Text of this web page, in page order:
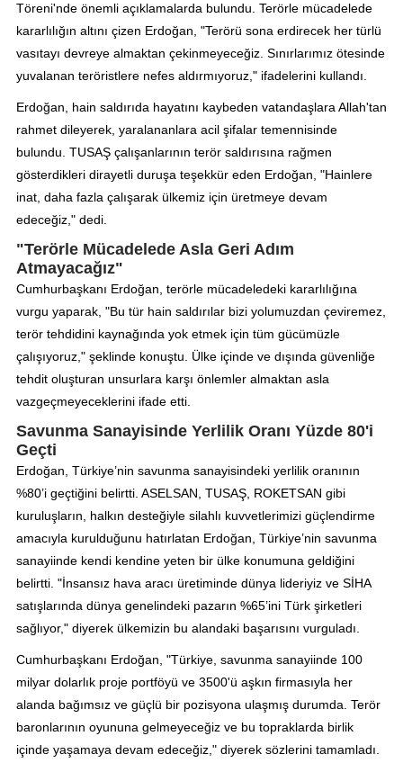
Töreni'nde önemli açıklamalarda bulundu. Terörle mücadelede
kararlılığın altını çizen Erdoğan, "Terörü sona erdirecek her türlü
vasıtayı devreye almaktan çekinmeyeceğiz. Sınırlarımız ötesinde
yuvalanan teröristlere nefes aldırmıyoruz," ifadelerini kullandı.
Erdoğan, hain saldırıda hayatını kaybeden vatandaşlara Allah'tan
rahmet dileyerek, yaralananlara acil şifalar temennisinde
bulundu. TUSAŞ çalışanlarının terör saldırısına rağmen
gösterdikleri dirayetli duruşa teşekkür eden Erdoğan, "Hainlere
inat, daha fazla çalışarak ülkemiz için üretmeye devam
edeceğiz," dedi.
"Terörle Mücadelede Asla Geri Adım
Atmayacağız"
Cumhurbaşkanı Erdoğan, terörle mücadeledeki kararlılığına
vurgu yaparak, "Bu tür hain saldırılar bizi yolumuzdan çeviremez,
terör tehdidini kaynağında yok etmek için tüm gücümüzle
çalışıyoruz," şeklinde konuştu. Ülke içinde ve dışında güvenliğe
tehdit oluşturan unsurlara karşı önlemler almaktan asla
vazgeçmeyeceklerini ifade etti.
Savunma Sanayisinde Yerlilik Oranı Yüzde 80'i
Geçti
Erdoğan, Türkiye’nin savunma sanayisindeki yerlilik oranının
%80’i geçtiğini belirtti. ASELSAN, TUSAŞ, ROKETSAN gibi
kuruluşların, halkın desteğiyle silahlı kuvvetlerimizi güçlendirme
amacıyla kurulduğunu hatırlatan Erdoğan, Türkiye’nin savunma
sanayiinde kendi kendine yeten bir ülke konumuna geldiğini
belirtti. "İnsansız hava aracı üretiminde dünya lideriyiz ve SİHA
satışlarında dünya genelindeki pazarın %65’ini Türk şirketleri
sağlıyor," diyerek ülkemizin bu alandaki başarısını vurguladı.
Cumhurbaşkanı Erdoğan, "Türkiye, savunma sanayiinde 100
milyar dolarlık proje portföyü ve 3500'ü aşkın firmasıyla her
alanda bağımsız ve güçlü bir pozisyona ulaşmış durumda. Terör
baronlarının oyununa gelmeyeceğiz ve bu topraklarda birlik
içinde yaşamaya devam edeceğiz," diyerek sözlerini tamamladı.